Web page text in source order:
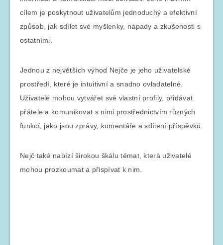
cílem je poskytnout uživatelům jednoduchý a efektivní
způsob, jak sdílet své myšlenky, nápady a zkušenosti s
ostatními.
Jednou z největších výhod Nejče je jeho uživatelské
prostředí, které je intuitivní a snadno ovladatelné.
Uživatelé mohou vytvářet své vlastní profily, přidávat
přátele a komunikovat s nimi prostřednictvím různých
funkcí, jako jsou zprávy, komentáře a sdílení příspěvků.
Nejč také nabízí širokou škálu témat, která uživatelé
mohou prozkoumat a přispívat k nim.